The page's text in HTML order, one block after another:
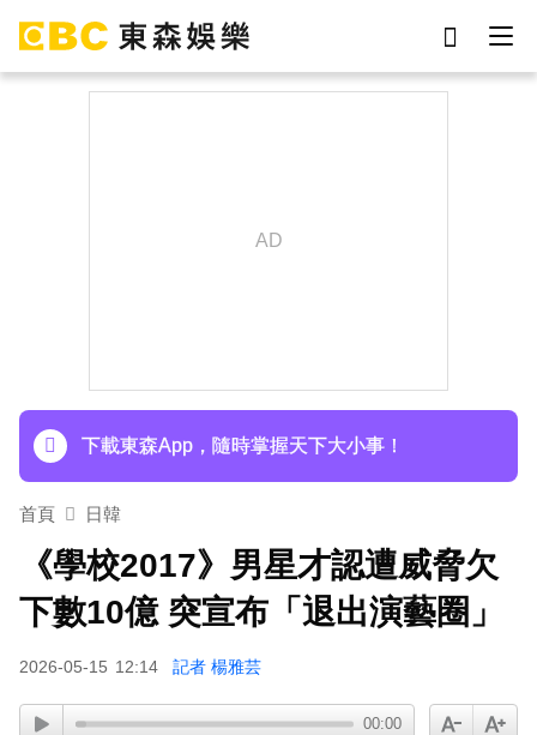
下載東森App，隨時掌握天下大小事！
首頁 日韓
《學校2017》男星才認遭威脅欠
下數10億 突宣布「退出演藝圈」
2026-05-15 12:14 記者 楊雅芸
00:00